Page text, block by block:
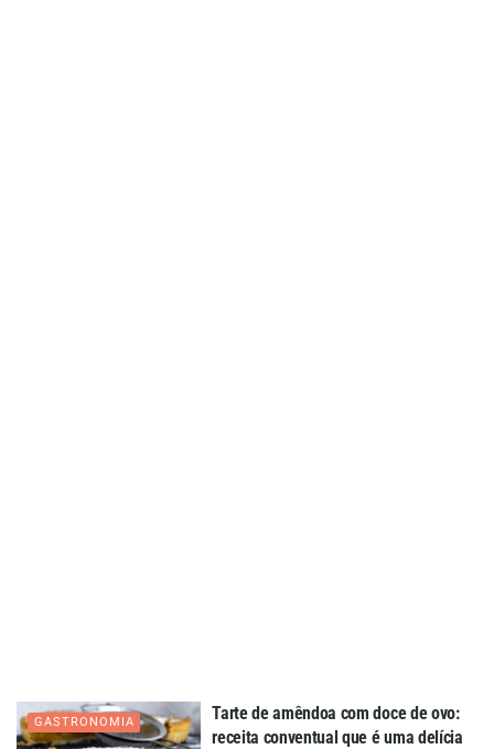
GASTRONOMIA
Tarte de amêndoa com doce de ovo:
receita conventual que é uma delícia